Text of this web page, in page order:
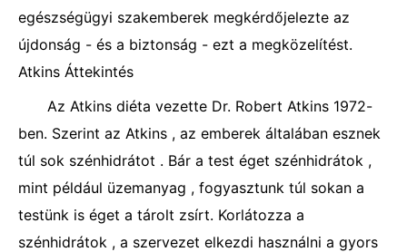
egészségügyi szakemberek megkérdőjelezte az
újdonság - és a biztonság - ezt a megközelítést.
Atkins Áttekintés
Az Atkins diéta vezette Dr. Robert Atkins 1972-
ben. Szerint az Atkins , az emberek általában esznek
túl sok szénhidrátot . Bár a test éget szénhidrátok ,
mint például üzemanyag , fogyasztunk túl sokan a
testünk is éget a tárolt zsírt. Korlátozza a
szénhidrátok , a szervezet elkezdi használni a gyors